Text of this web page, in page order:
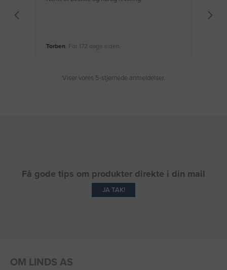
Torben , For 172 dage siden
Viser vores 5-stjernede anmeldelser.
Få gode tips om produkter direkte i din mail
JA TAK!
OM LINDS AS